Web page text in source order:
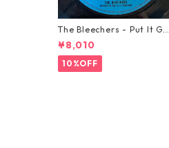
The Bleechers - Put It Go
od 【7-21637】
¥8,010
10%OFF